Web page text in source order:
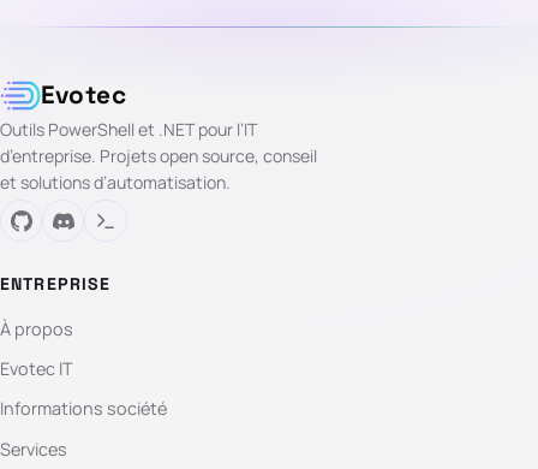
Evotec
Outils PowerShell et .NET pour l’IT
d’entreprise. Projets open source, conseil
et solutions d’automatisation.
ENTREPRISE
À propos
Evotec IT
Informations société
Services